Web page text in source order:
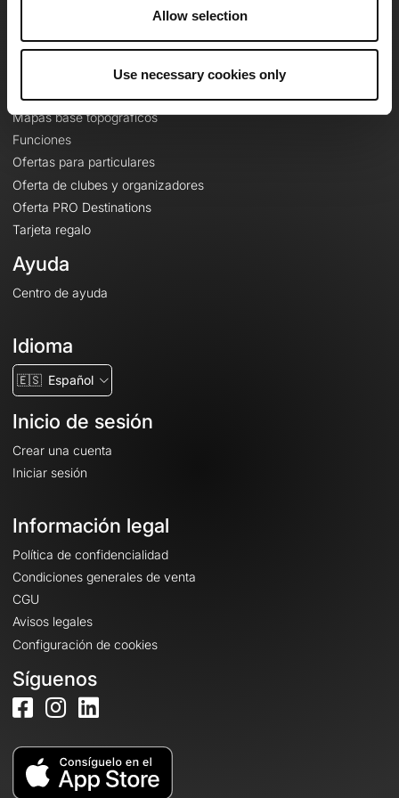
Allow selection
Use necessary cookies only
Le Mag'
Mapas base topográficos
Funciones
Ofertas para particulares
Oferta de clubes y organizadores
Oferta PRO Destinations
Tarjeta regalo
Ayuda
Centro de ayuda
Idioma
🇪🇸 Español
Inicio de sesión
Crear una cuenta
Iniciar sesión
Información legal
Política de confidencialidad
Condiciones generales de venta
CGU
Avisos legales
Configuración de cookies
Síguenos